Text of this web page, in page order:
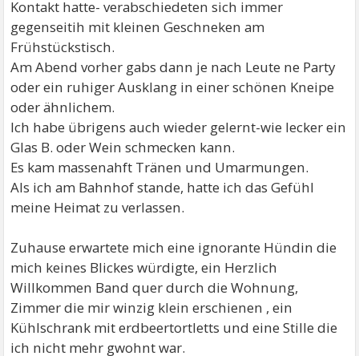
Kontakt hatte- verabschiedeten sich immer
gegenseitih mit kleinen Geschneken am
Frühstückstisch.
Am Abend vorher gabs dann je nach Leute ne Party
oder ein ruhiger Ausklang in einer schönen Kneipe
oder ähnlichem.
Ich habe übrigens auch wieder gelernt-wie lecker ein
Glas B. oder Wein schmecken kann.
Es kam massenahft Tränen und Umarmungen.
Als ich am Bahnhof stande, hatte ich das Gefühl
meine Heimat zu verlassen.
Zuhause erwartete mich eine ignorante Hündin die
mich keines Blickes würdigte, ein Herzlich
Willkommen Band quer durch die Wohnung,
Zimmer die mir winzig klein erschienen , ein
Kühlschrank mit erdbeertortletts und eine Stille die
ich nicht mehr gwohnt war.